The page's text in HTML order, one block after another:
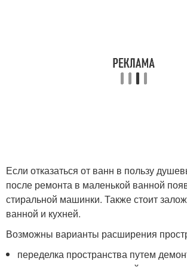
Если отказаться от ванн в пользу
после ремонта в маленькой ванной
стиральной машинки. Также стоит
ванной и кухней.
Возможны варианты расширения
переделка пространства путем